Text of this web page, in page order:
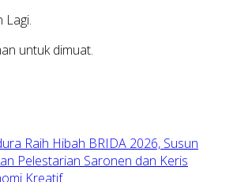
Lagi.
untuk dimuat.